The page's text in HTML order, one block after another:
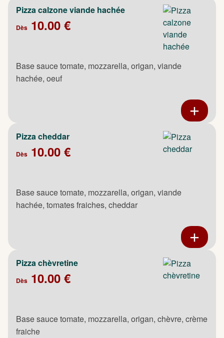
Pizza calzone viande hachée
Dès 10.00 €
Base sauce tomate, mozzarella, origan, viande
hachée, oeuf
Pizza cheddar
Dès 10.00 €
Base sauce tomate, mozzarella, origan, viande
hachée, tomates fraiches, cheddar
Pizza chèvretine
Dès 10.00 €
Base sauce tomate, mozzarella, origan, chèvre, crème
fraiche